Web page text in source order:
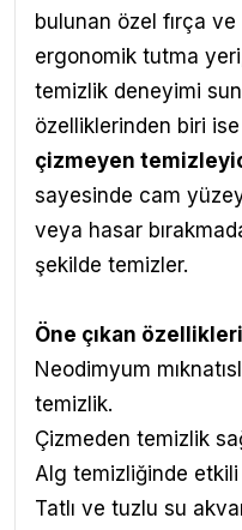
bulunan özel fırça ve
ergonomik tutma
temizlik deneyimi
özelliklerinden biri ise
çizmeyen
sayesinde cam
veya hasar
şekilde temizler.
Öne çıkan
Neodimyum
temizlik.
Çizmeden temizlik
Alg temizliğinde
Tatlı ve tuzlu su